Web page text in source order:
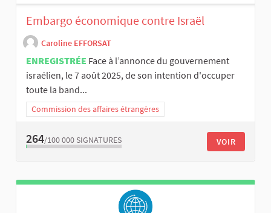
Embargo économique contre Israël
Caroline EFFORSAT
ENREGISTRÉE Face à l’annonce du gouvernement
israélien, le 7 août 2025, de son intention d'occuper
toute la band...
Commission des affaires étrangères
264/100 000 SIGNATURES VOIR